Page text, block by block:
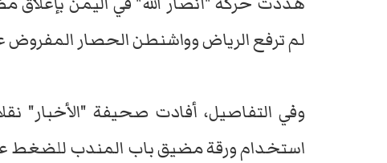
لم ترفع الرياض وواشنطن الحصار المفروض
وفي التفاصيل، أفادت صحيفة "الأخبار"
استخدام ورقة مضيق باب المندب للضغط